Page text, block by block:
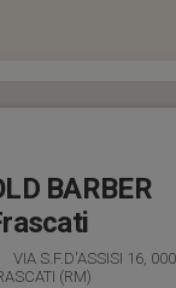
BARBER
VIA S.F.D'ASSISI 16,
(RM)